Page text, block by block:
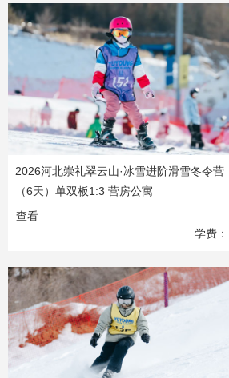
2026河北崇礼翠云山·冰雪进阶滑雪冬令营
（6天）单双板1:3 营房公寓
学费：
7680元
查看